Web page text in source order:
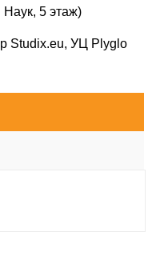
Наук, 5 этаж)
Studix.eu, УЦ Plyglo